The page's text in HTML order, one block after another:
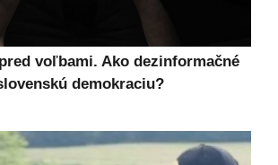
voľbami. Ako dezinformačné
demokraciu?